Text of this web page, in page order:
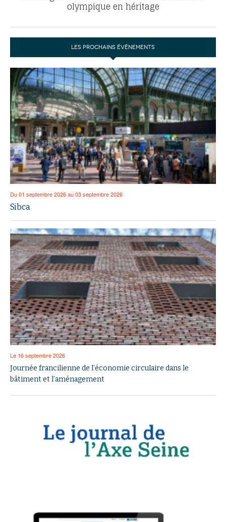
olympique en héritage
LES PROCHAINS ÉVÉNEMENTS
Du 01 septembre 2026 au 03 septembre 2026
Sibca
Le 16 septembre 2026
Journée francilienne de l’économie circulaire dans le
bâtiment et l’aménagement